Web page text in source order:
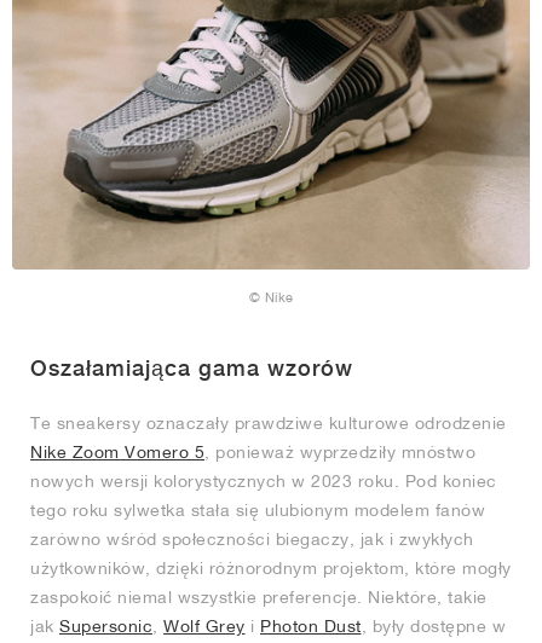
© Nike
Oszałamiająca gama wzorów
Te sneakersy oznaczały prawdziwe kulturowe odrodzenie
Nike Zoom Vomero 5 , ponieważ wyprzedziły mnóstwo
nowych wersji kolorystycznych w 2023 roku. Pod koniec
tego roku sylwetka stała się ulubionym modelem fanów
zarówno wśród społeczności biegaczy, jak i zwykłych
użytkowników, dzięki różnorodnym projektom, które mogły
zaspokoić niemal wszystkie preferencje. Niektóre, takie
jak Supersonic Wolf Grey i Photon Dust , były dostępne w